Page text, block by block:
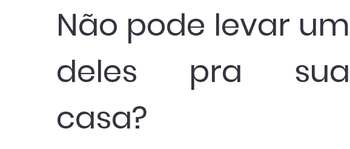
Não pode levar um
deles pra sua
casa?